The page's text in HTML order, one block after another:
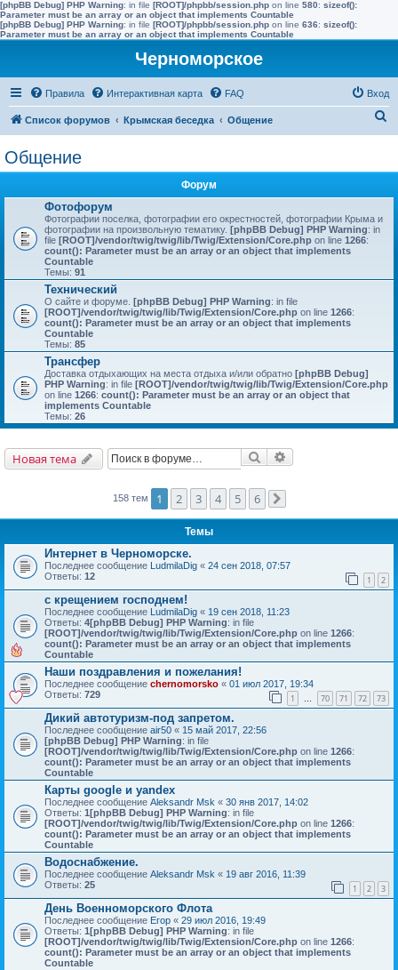
[phpBB Debug] PHP Warning: in file [ROOT]/phpbb/session.php on line 580: sizeof():
Parameter must be an array or an object that implements Countable
[phpBB Debug] PHP Warning: in file [ROOT]/phpbb/session.php on line 636: sizeof():
Parameter must be an array or an object that implements Countable
Черноморское
Правила Интерактивная карта FAQ Вход
Список форумов Крымская беседка Общение
Общение
Форум
Фотофорум
Фотографии поселка, фотографии его окрестностей, фотографии Крыма и
фотографии на произвольную тематику. [phpBB Debug] PHP Warning: in
file [ROOT]/vendor/twig/twig/lib/Twig/Extension/Core.php on line 1266:
count(): Parameter must be an array or an object that implements
Countable
Темы: 91
Технический
О сайте и форуме. [phpBB Debug] PHP Warning: in file
[ROOT]/vendor/twig/twig/lib/Twig/Extension/Core.php on line 1266:
count(): Parameter must be an array or an object that implements
Countable
Темы: 85
Трансфер
Доставка отдыхающих на места отдыха и/или обратно [phpBB Debug]
PHP Warning: in file [ROOT]/vendor/twig/twig/lib/Twig/Extension/Core.php
on line 1266: count(): Parameter must be an array or an object that
implements Countable
Темы: 26
Новая тема Поиск
158 тем 1 2 3 4 5 6
Темы
Интернет в Черноморске.
Последнее сообщение LudmilaDig « 24 сен 2018, 07:57
Ответы: 12 1 2
с крещением господнем!
Последнее сообщение LudmilaDig « 19 сен 2018, 11:23
Ответы: 4[phpBB Debug] PHP Warning: in file
[ROOT]/vendor/twig/twig/lib/Twig/Extension/Core.php on line 1266:
count(): Parameter must be an array or an object that implements
Countable
Наши поздравления и пожелания!
Последнее сообщение chernomorsko « 01 июл 2017, 19:34
Ответы: 729 1 … 70 71 72 73
Дикий автотуризм-под запретом.
Последнее сообщение air50 « 15 май 2017, 22:56
[phpBB Debug] PHP Warning: in file
[ROOT]/vendor/twig/twig/lib/Twig/Extension/Core.php on line 1266:
count(): Parameter must be an array or an object that implements
Countable
Карты google и yandex
Последнее сообщение Aleksandr Msk « 30 янв 2017, 14:02
Ответы: 1[phpBB Debug] PHP Warning: in file
[ROOT]/vendor/twig/twig/lib/Twig/Extension/Core.php on line 1266:
count(): Parameter must be an array or an object that implements
Countable
Водоснабжение.
Последнее сообщение Aleksandr Msk « 19 авг 2016, 11:39
Ответы: 25 1 2 3
День Военноморского Флота
Последнее сообщение Егор « 29 июл 2016, 19:49
Ответы: 1 [phpBB Debug] PHP Warning: in file
[ROOT]/vendor/twig/twig/lib/Twig/Extension/Core.php on line 1266:
count(): Parameter must be an array or an object that implements
Countable